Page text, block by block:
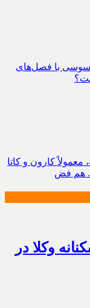
با فصل‌های
کارون و کاتا
هم فض
وکلا در